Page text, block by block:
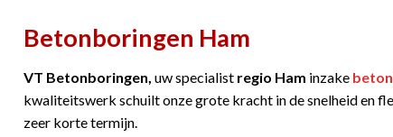
Betonboringen Ham
VT Betonboringen, uw specialist regio Ham inzake
kwaliteitswerk schuilt onze grote kracht in de snelheid en
zeer korte termijn.